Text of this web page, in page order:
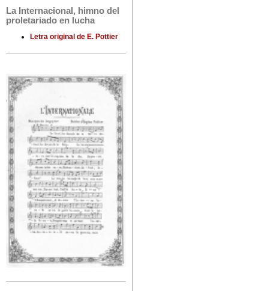
La Internacional, himno del
proletariado en lucha
Letra original de E. Pottier